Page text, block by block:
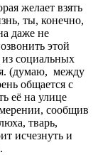
желает взять
ты, конечно,
даже не
этой
из социальных
(думаю, между
общается с
её на улице
сообщив
тварь,
исчезнуть и